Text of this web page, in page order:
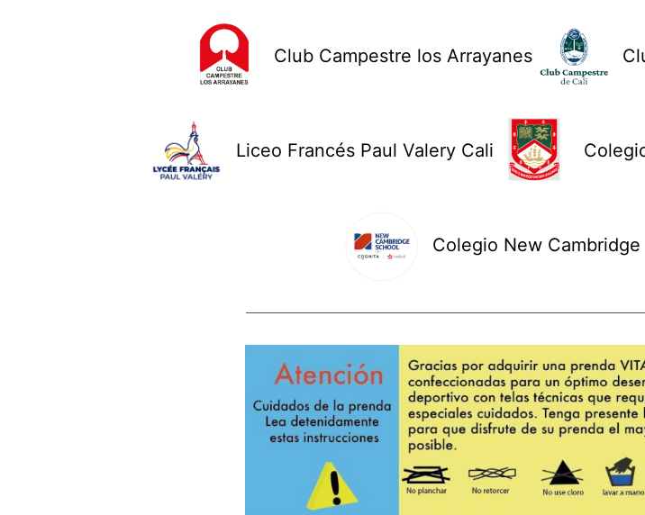
Club Campestre los Arrayanes
Liceo Francés Paul Valery Cali
Colegio New Cambridge